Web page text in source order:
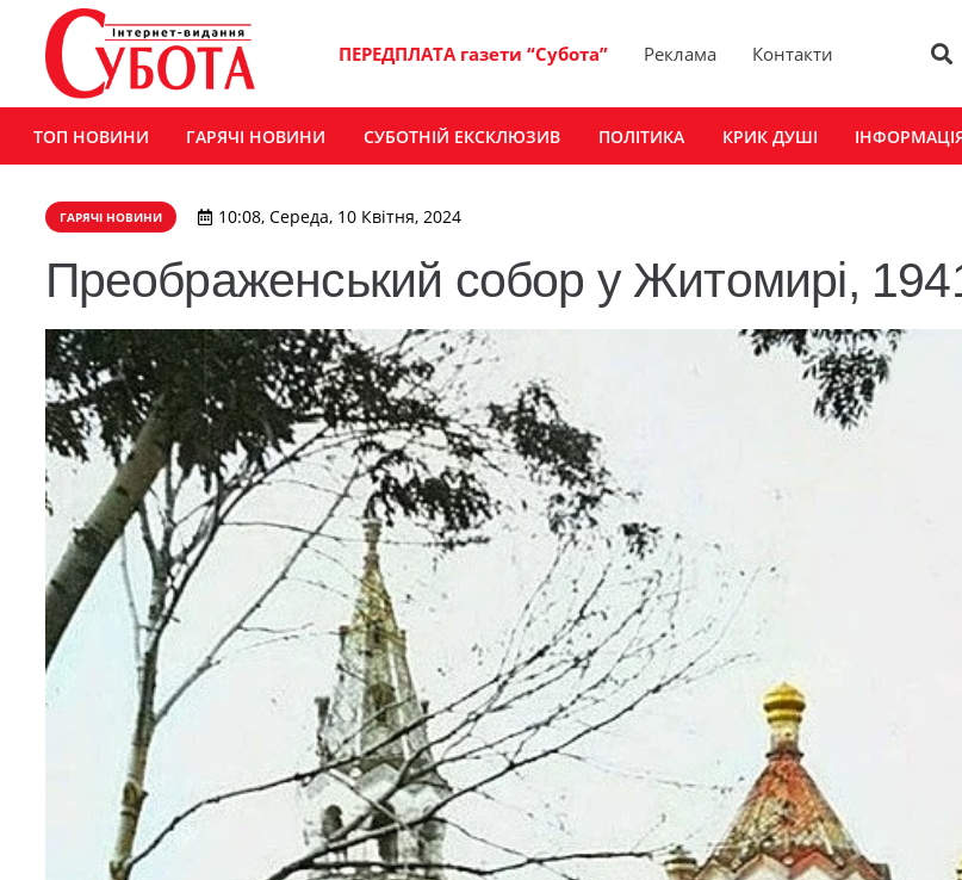
ПЕРЕДПЛАТА газети “Субота” Реклама Контакти
ТОП НОВИНИ ГАРЯЧІ НОВИНИ СУБОТНІЙ ЕКСКЛЮЗИВ ПОЛІТИКА КРИК ДУШІ
ГАРЯЧІ НОВИНИ 10:08, Середа, 10 Квітня, 2024
Преображенський собор у Житомирі,